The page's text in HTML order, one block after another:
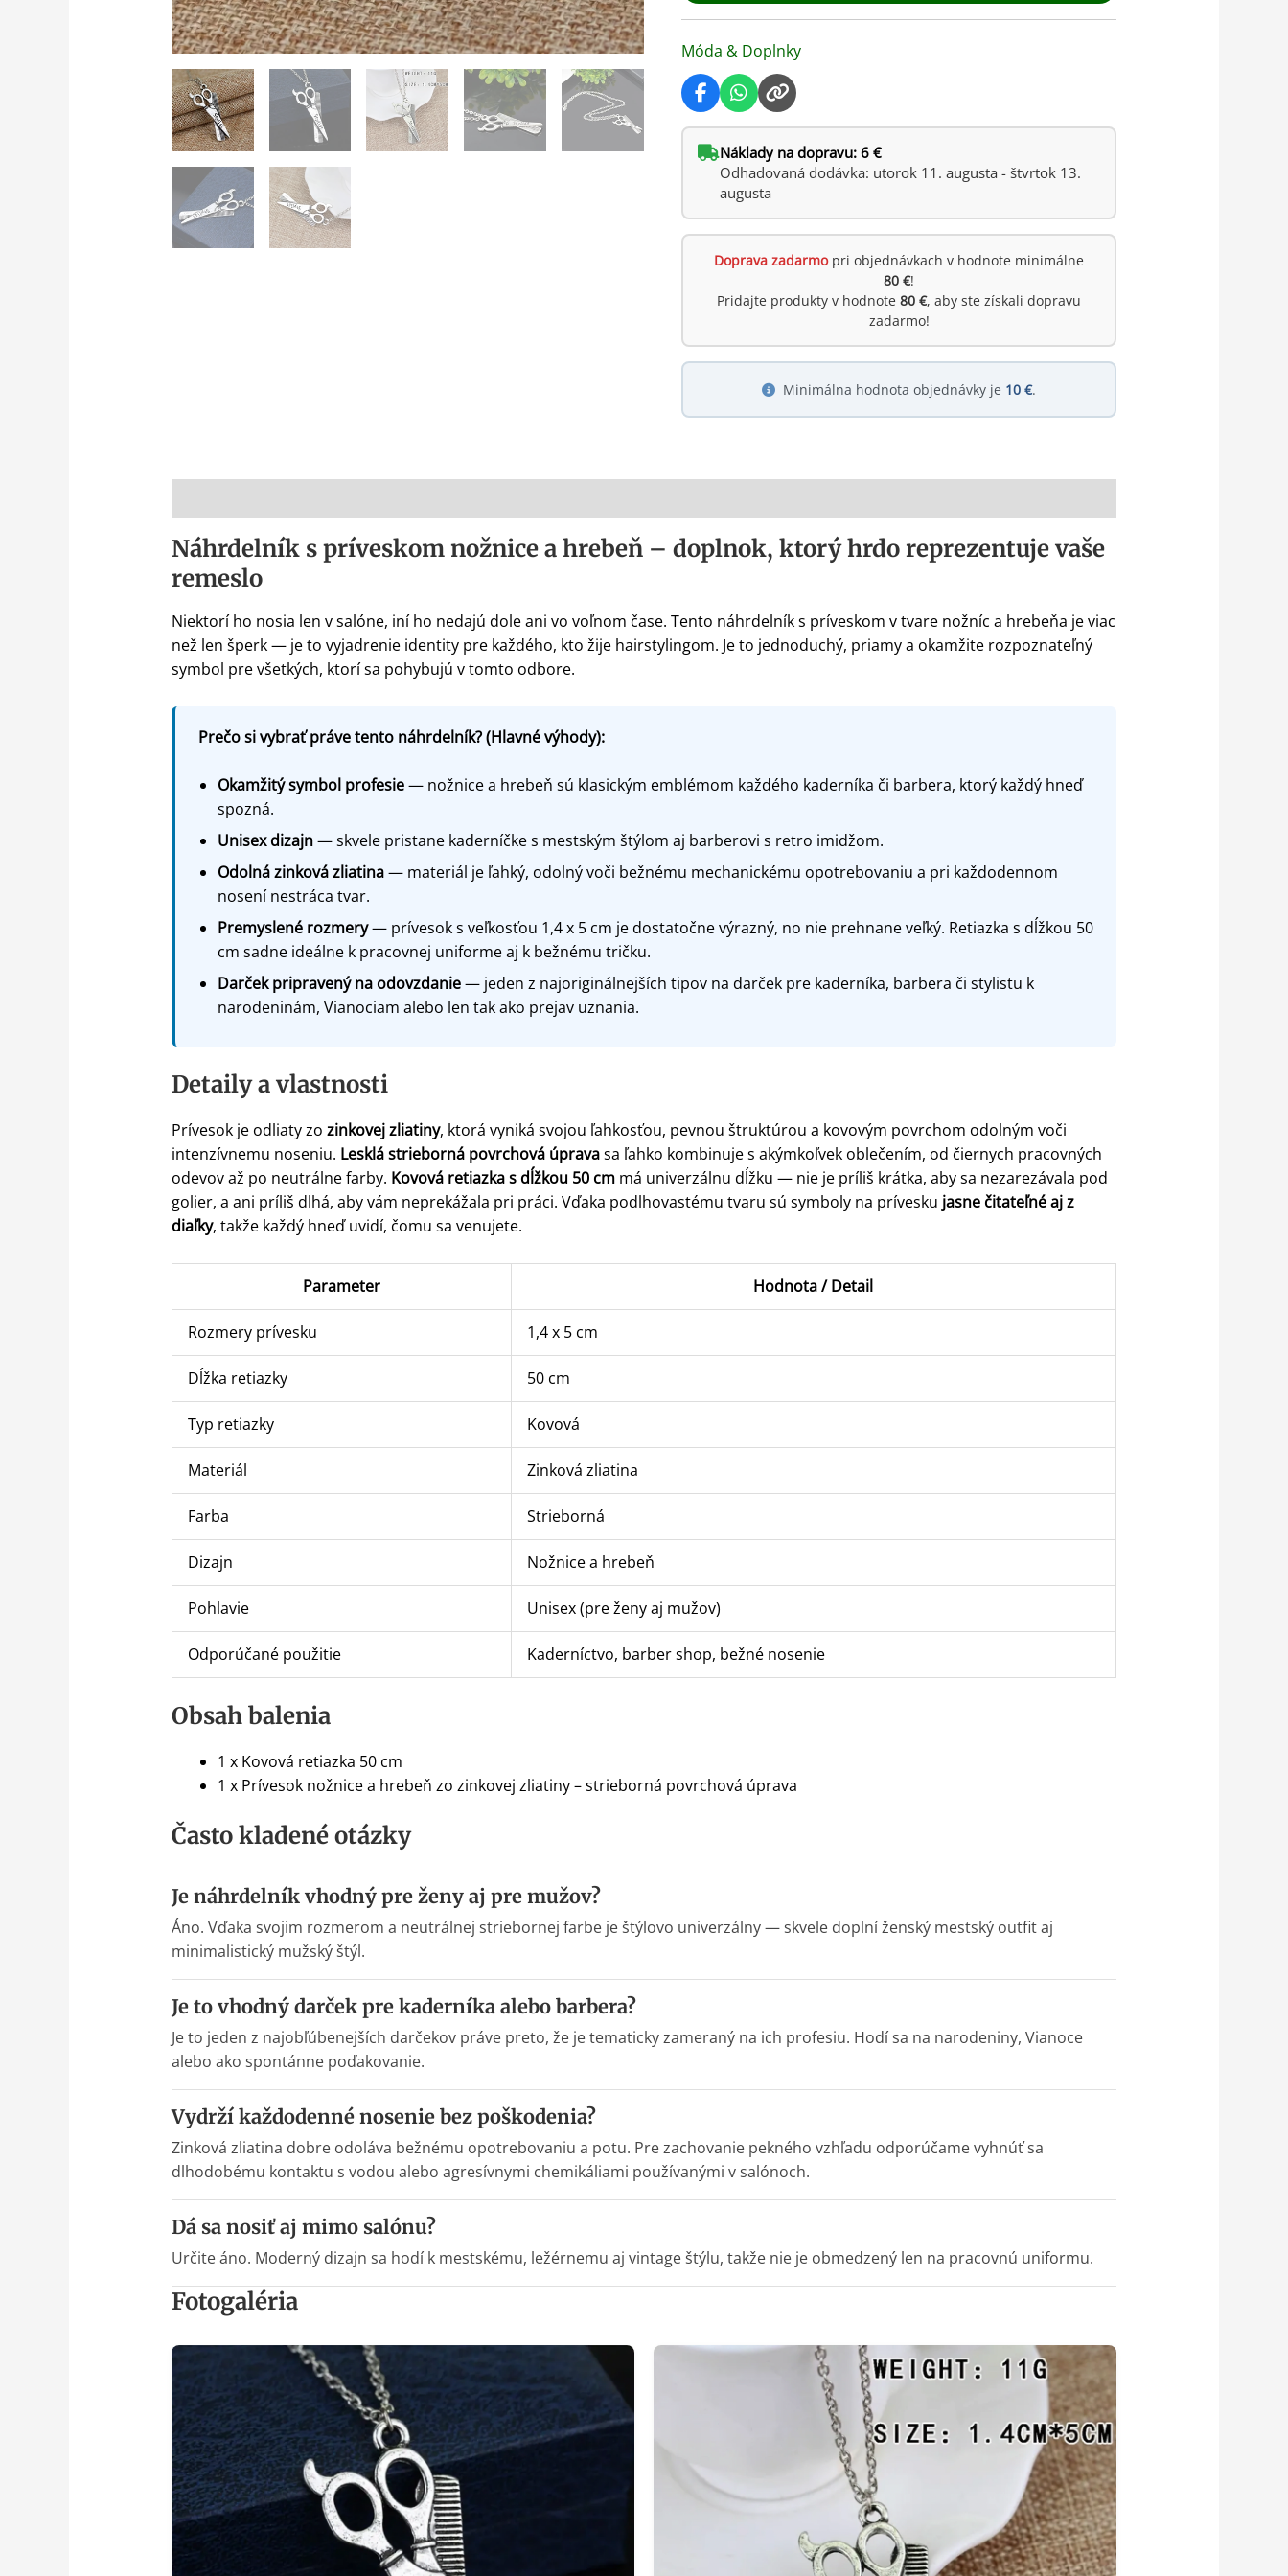
darček
pre
stylistu
Móda & Doplnky
Náklady na dopravu: 6 €
Odhadovaná dodávka: utorok 11. augusta - štvrtok 13.
augusta
Doprava zadarmopri objednávkach v hodnote minimálne
80 €!
Pridajte produkty v hodnote80 €, aby ste získali dopravu
zadarmo!
Minimálna hodnota objednávky je 10 €.
Náhrdelník s príveskom nožnice a hrebeň – doplnok, ktorý hrdo reprezentuje vaše
remeslo
Niektorí ho nosia len v salóne, iní ho nedajú dole ani vo voľnom čase. Tento náhrdelník s príveskom v tvare nožníc a hrebeňa je viac
než len šperk — je to vyjadrenie identity pre každého, kto žije hairstylingom. Je to jednoduchý, priamy a okamžite rozpoznateľný
symbol pre všetkých, ktorí sa pohybujú v tomto odbore.
Prečo si vybrať práve tento náhrdelník? (Hlavné výhody):
Okamžitý symbol profesie— nožnice a hrebeň sú klasickým emblémom každého kaderníka či barbera, ktorý každý hneď
spozná.
Unisex dizajn— skvele pristane kaderníčke s mestským štýlom aj barberovi s retro imidžom.
Odolná zinková zliatina— materiál je ľahký, odolný voči bežnému mechanickému opotrebovaniu a pri každodennom
nosení nestráca tvar.
Premyslené rozmery— prívesok s veľkosťou 1,4 x 5 cm je dostatočne výrazný, no nie prehnane veľký. Retiazka s dĺžkou 50
cm sadne ideálne k pracovnej uniforme aj k bežnému tričku.
Darček pripravený na odovzdanie— jeden z najoriginálnejších tipov na darček pre kaderníka, barbera či stylistu k
narodeninám, Vianociam alebo len tak ako prejav uznania.
Detaily a vlastnosti
Prívesok je odliaty zo zinkovej zliatiny, ktorá vyniká svojou ľahkosťou, pevnou štruktúrou a kovovým povrchom odolným voči
intenzívnemu noseniu. Lesklá strieborná povrchová úpravasa ľahko kombinuje s akýmkoľvek oblečením, od čiernych pracovných
odevov až po neutrálne farby. Kovová retiazka s dĺžkou 50 cmmá univerzálnu dĺžku — nie je príliš krátka, aby sa nezarezávala pod
golier, a ani príliš dlhá, aby vám neprekážala pri práci. Vďaka podlhovastému tvaru sú symboly na prívesku jasne čitateľné aj z
diaľky, takže každý hneď uvidí, čomu sa venujete.
Parameter Hodnota / Detail
Rozmery prívesku 1,4 x 5 cm
Dĺžka retiazky 50 cm
Typ retiazky Kovová
Materiál Zinková zliatina
Farba Strieborná
Dizajn Nožnice a hrebeň
Pohlavie Unisex (pre ženy aj mužov)
Odporúčané použitie Kaderníctvo, barber shop, bežné nosenie
Obsah balenia
1 x Kovová retiazka 50 cm
1 x Prívesok nožnice a hrebeň zo zinkovej zliatiny – strieborná povrchová úprava
Často kladené otázky
Je náhrdelník vhodný pre ženy aj pre mužov?
Áno. Vďaka svojim rozmerom a neutrálnej striebornej farbe je štýlovo univerzálny — skvele doplní ženský mestský outfit aj
minimalistický mužský štýl.
Je to vhodný darček pre kaderníka alebo barbera?
Je to jeden z najobľúbenejších darčekov práve preto, že je tematicky zameraný na ich profesiu. Hodí sa na narodeniny, Vianoce
alebo ako spontánne poďakovanie.
Vydrží každodenné nosenie bez poškodenia?
Zinková zliatina dobre odoláva bežnému opotrebovaniu a potu. Pre zachovanie pekného vzhľadu odporúčame vyhnúť sa
dlhodobému kontaktu s vodou alebo agresívnymi chemikáliami používanými v salónoch.
Dá sa nosiť aj mimo salónu?
Určite áno. Moderný dizajn sa hodí k mestskému, ležérnemu aj vintage štýlu, takže nie je obmedzený len na pracovnú uniformu.
Fotogaléria